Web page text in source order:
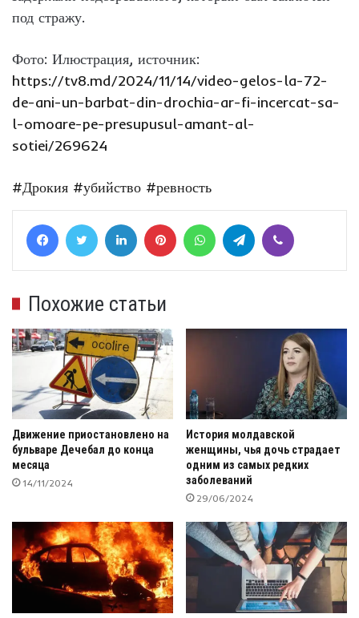
под стражу.
Фото: Илюстрация, источник:
https://tv8.md/2024/11/14/video-gelos-la-72-
de-ani-un-barbat-din-drochia-ar-fi-incercat-sa-
l-omoare-pe-presupusul-amant-al-
sotiei/269624
#Дрокия #убийство #ревность
FacebookTwitter LinkedIn Pinterest WhatsAppTelegram
Похожие статьи
Движение приостановлено на
бульваре Дечебал до конца
месяца
14/11/2024
История молдавской
женщины, чья дочь страдает
одним из самых редких
заболеваний
29/06/2024